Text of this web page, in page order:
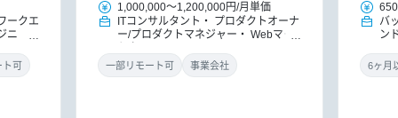
ークエ
ニ
（イ
ト可
1,000,000～1,200,000円/月単価
ITコンサルタント
プロダクトオーナ
ー/プロダクトマネジャー
Webマー
一部リモート可 事業会社
バ
ン
リ